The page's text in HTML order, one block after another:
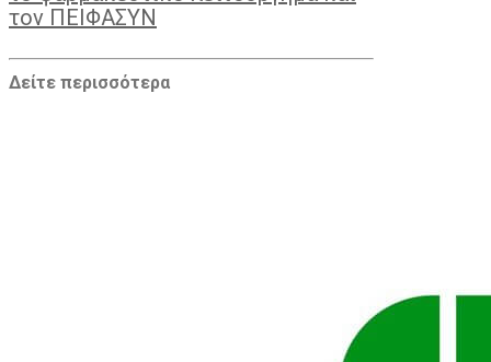
τον ΠΕΙΦΑΣΥΝ
Δείτε περισσότερα